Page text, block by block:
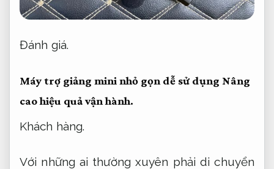
Đánh giá.
Máy trợ giảng mini nhỏ gọn dễ sử dụng Nâng
cao hiệu quả vận hành.
Khách hàng.
Với những ai thường xuyên phải di chuyển